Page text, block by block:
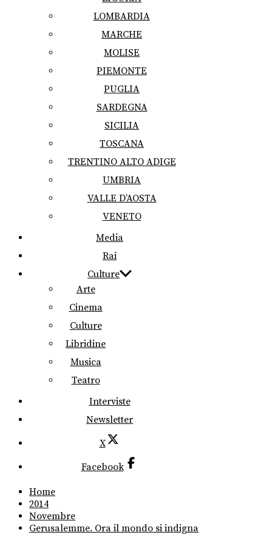
LOMBARDIA
MARCHE
MOLISE
PIEMONTE
PUGLIA
SARDEGNA
SICILIA
TOSCANA
TRENTINO ALTO ADIGE
UMBRIA
VALLE D’AOSTA
VENETO
Media
Rai
Culture
Arte
Cinema
Culture
Libridine
Musica
Teatro
Interviste
Newsletter
X
Facebook
Home
2014
Novembre
Gerusalemme. Ora il mondo si indigna